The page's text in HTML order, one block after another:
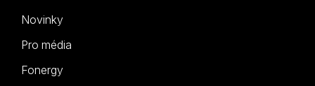
Novinky
Pro média
Fonergy